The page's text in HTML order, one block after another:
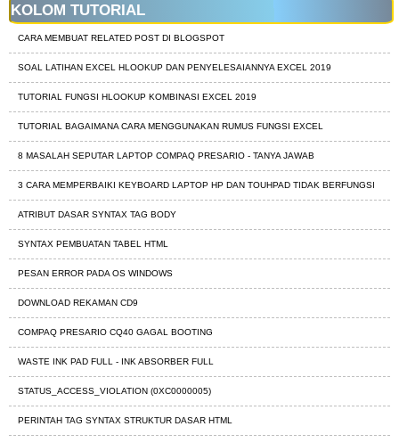
KOLOM TUTORIAL
CARA MEMBUAT RELATED POST DI BLOGSPOT
SOAL LATIHAN EXCEL HLOOKUP DAN PENYELESAIANNYA EXCEL 2019
TUTORIAL FUNGSI HLOOKUP KOMBINASI EXCEL 2019
TUTORIAL BAGAIMANA CARA MENGGUNAKAN RUMUS FUNGSI EXCEL
8 MASALAH SEPUTAR LAPTOP COMPAQ PRESARIO - TANYA JAWAB
3 CARA MEMPERBAIKI KEYBOARD LAPTOP HP DAN TOUHPAD TIDAK BERFUNGSI
ATRIBUT DASAR SYNTAX TAG BODY
SYNTAX PEMBUATAN TABEL HTML
PESAN ERROR PADA OS WINDOWS
DOWNLOAD REKAMAN CD9
COMPAQ PRESARIO CQ40 GAGAL BOOTING
WASTE INK PAD FULL - INK ABSORBER FULL
STATUS_ACCESS_VIOLATION (0XC0000005)
PERINTAH TAG SYNTAX STRUKTUR DASAR HTML